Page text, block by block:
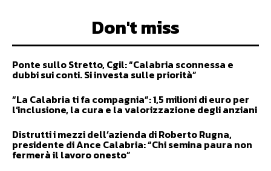
Don't miss
Ponte sullo Stretto, Cgil: “Calabria sconnessa e
dubbi sui conti. Si investa sulle priorità”
“La Calabria ti fa compagnia”: 1,5 milioni di euro per
l’inclusione, la cura e la valorizzazione degli anziani
Distrutti i mezzi dell’azienda di Roberto Rugna,
presidente di Ance Calabria: “Chi semina paura non
fermerà il lavoro onesto”